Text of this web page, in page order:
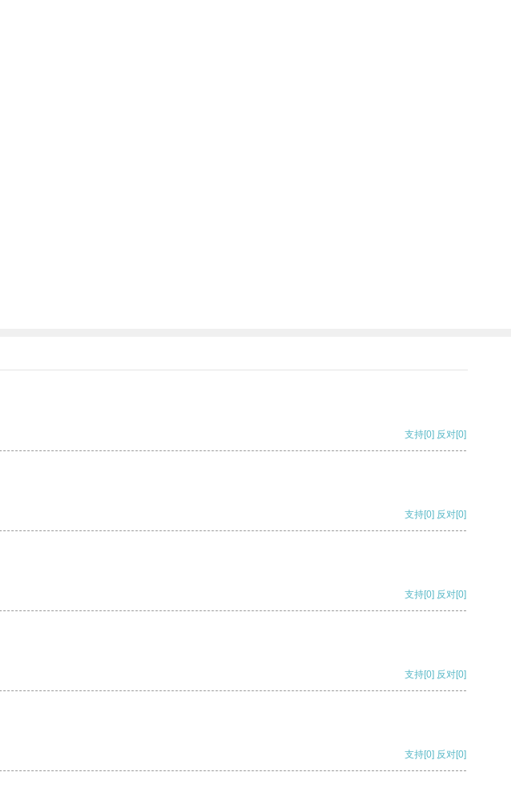
支持[0] 反对[0]
支持[0] 反对[0]
支持[0] 反对[0]
支持[0] 反对[0]
支持[0] 反对[0]